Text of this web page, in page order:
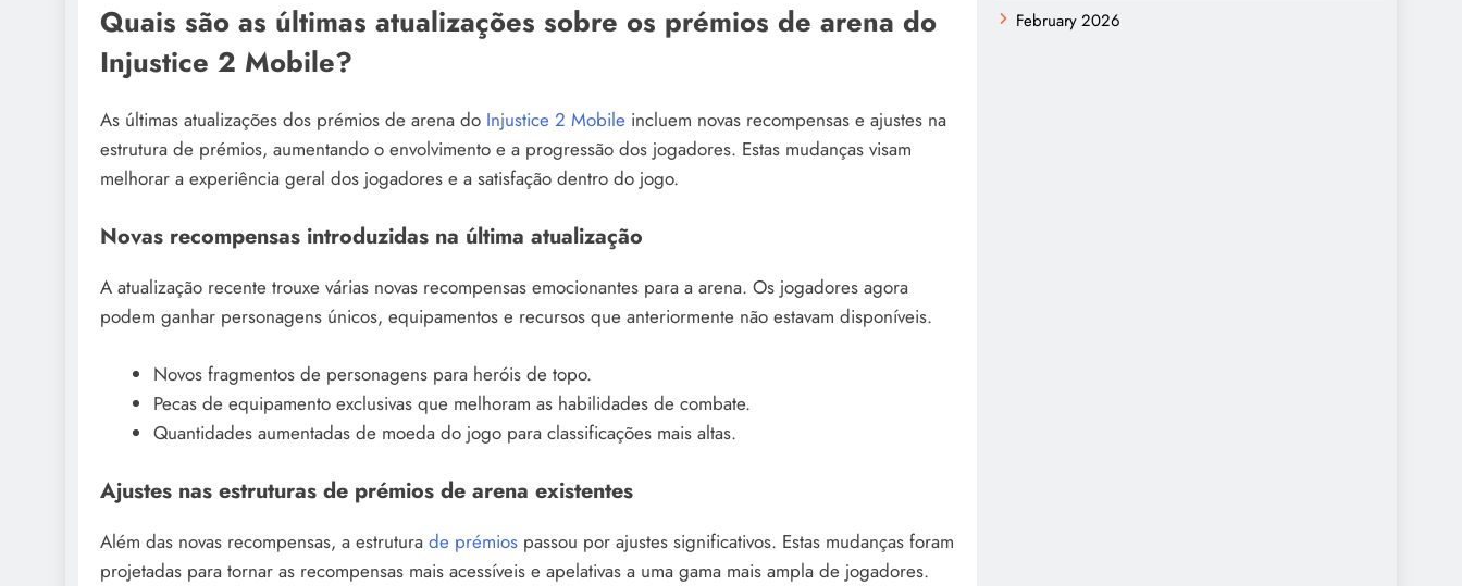
Quais são as últimas atualizações sobre os prémios de arena do
Injustice 2 Mobile?
As últimas atualizações dos prémios de arena do Injustice 2 Mobile incluem novas recompensas e ajustes na
estrutura de prémios, aumentando o envolvimento e a progressão dos jogadores. Estas mudanças visam
melhorar a experiência geral dos jogadores e a satisfação dentro do jogo.
Novas recompensas introduzidas na última atualização
A atualização recente trouxe várias novas recompensas emocionantes para a arena. Os jogadores agora
podem ganhar personagens únicos, equipamentos e recursos que anteriormente não estavam disponíveis.
Novos fragmentos de personagens para heróis de topo.
Pecas de equipamento exclusivas que melhoram as habilidades de combate.
Quantidades aumentadas de moeda do jogo para classificações mais altas.
Ajustes nas estruturas de prémios de arena existentes
Além das novas recompensas, a estrutura de prémios passou por ajustes significativos. Estas mudanças foram
projetadas para tornar as recompensas mais acessíveis e apelativas a uma gama mais ampla de jogadores.
February 2026